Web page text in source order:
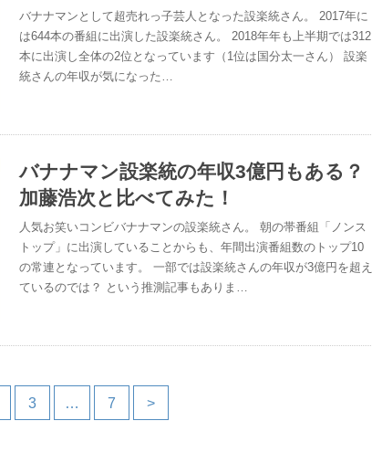
バナナマンとして超売れっ子芸人となった設楽統さん。 2017年に
は644本の番組に出演した設楽統さん。 2018年年も上半期では312
本に出演し全体の2位となっています（1位は国分太一さん） 設楽
統さんの年収が気になった…
バナナマン設楽統の年収3億円もある？
加藤浩次と比べてみた！
人気お笑いコンビバナナマンの設楽統さん。 朝の帯番組「ノンス
トップ」に出演していることからも、年間出演番組数のトップ10
の常連となっています。 一部では設楽統さんの年収が3億円を超え
ているのでは？ という推測記事もありま…
3 7 >